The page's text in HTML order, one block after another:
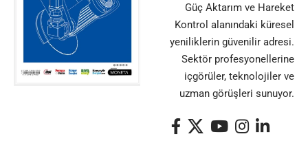
Güç Aktarım ve Hareket
Kontrol alanındaki küresel
yeniliklerin güvenilir adresi.
Sektör profesyonellerine
içgörüler, teknolojiler ve
uzman görüşleri sunuyor.